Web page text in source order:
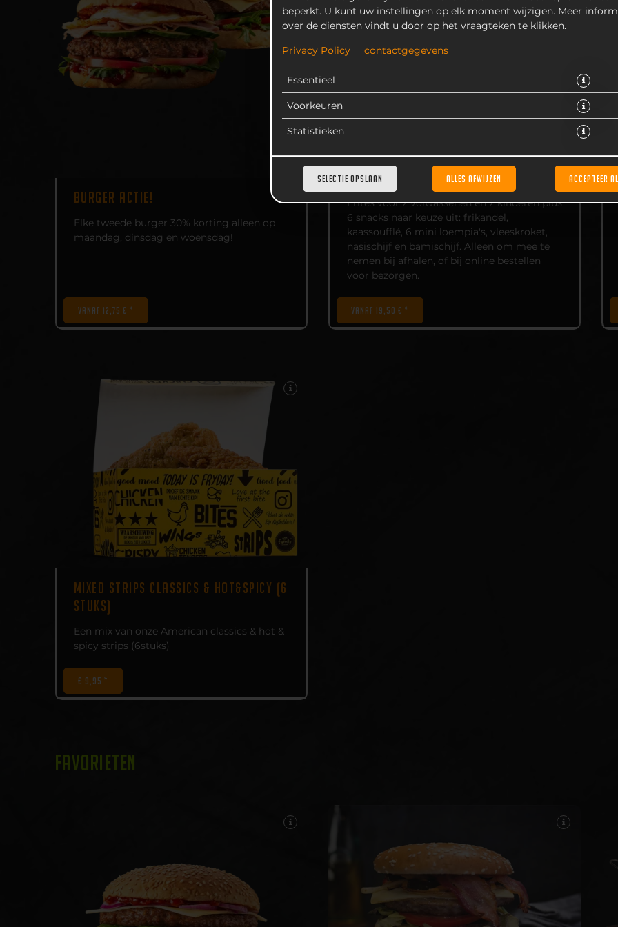
beperkt. U kunt uw instellingen op elk moment wijzigen. Meer
over de diensten vindt u door op het vraagteken te klikken.
Privacy Policy contactgegevens
Essentieel
Voorkeuren
Statistieken
SELECTIE OPSLAAN ALLES AFWIJZEN ACCEPTEER
BURGER ACTIE!
Elke tweede burger 30% korting alleen op
maandag, dinsdag en woensdag!
VANAF 12,75 € *
FAMILIEPAKKET FRITES INCLUSIEF 6
SNACKS
Frites voor 2 volwassenen en 2 kinderen plus
6 snacks naar keuze uit: frikandel,
kaassoufflé, 6 mini loempia's, vleeskroket,
nasischijf en bamischijf. Alleen om mee te
nemen bij afhalen, of bij online bestellen
voor bezorgen.
VANAF 19,50 € *
MIXED STRIPS CLASSICS & HOT&SPICY (6
STUKS)
Een mix van onze American classics & hot &
spicy strips (6stuks)
€ 9,95 *
FAVORIETEN